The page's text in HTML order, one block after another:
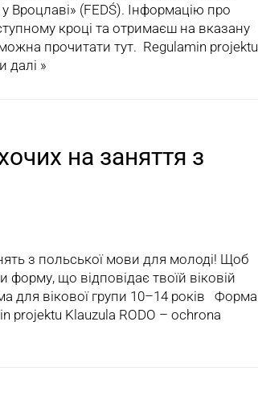
у Вроцлаві» (FEDŚ). Інформацію про
кроці та отримаєш на вказану
прочитати тут. Regulamin projektu
далі »
на заняття з
з польської мови для молоді! Щоб
що відповідає твоїй віковій
для вікової групи 10–14 років Форма
projektu Klauzula RODO – ochrona